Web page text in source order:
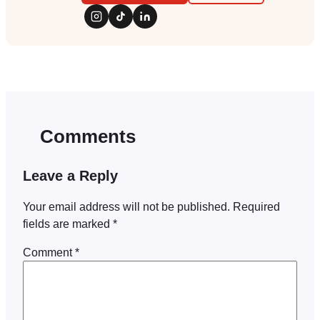
Comments
Leave a Reply
Your email address will not be published. Required
fields are marked *
Comment*